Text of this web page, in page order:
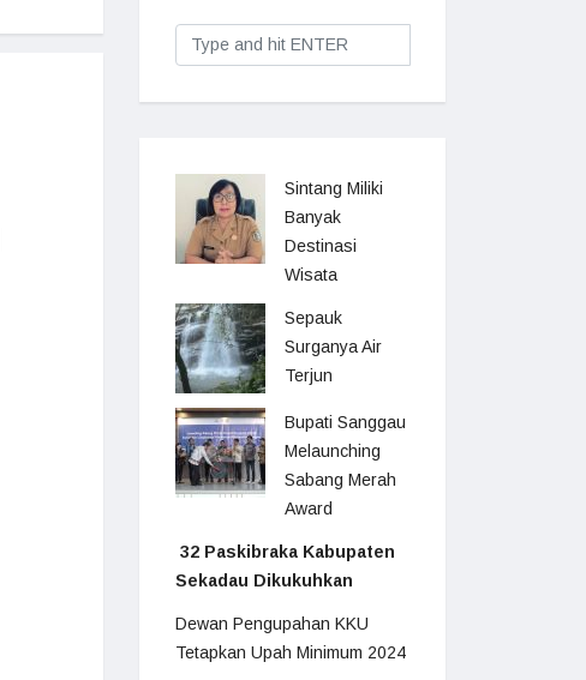
Sintang Miliki
Banyak
Destinasi
Wisata
Sepauk
Surganya Air
Terjun
Bupati Sanggau
Melaunching
Sabang Merah
Award
32 Paskibraka Kabupaten
Sekadau Dikukuhkan
Dewan Pengupahan KKU
Tetapkan Upah Minimum 2024